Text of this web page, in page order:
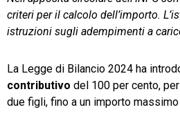
criteri per il calcolo dell’importo.
istruzioni sugli adempimenti a
La Legge di Bilancio 2024 ha
contributivo del 100 per cento,
due figli, fino a un importo massimo